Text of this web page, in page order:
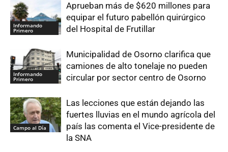
Informando
Primero
Aprueban más de $620 millones para
equipar el futuro pabellón quirúrgico
del Hospital de Frutillar
Informando
Primero
Municipalidad de Osorno clarifica que
camiones de alto tonelaje no pueden
circular por sector centro de Osorno
Campo al Día
Las lecciones que están dejando las
fuertes lluvias en el mundo agrícola del
país las comenta el Vice-presidente de
la SNA